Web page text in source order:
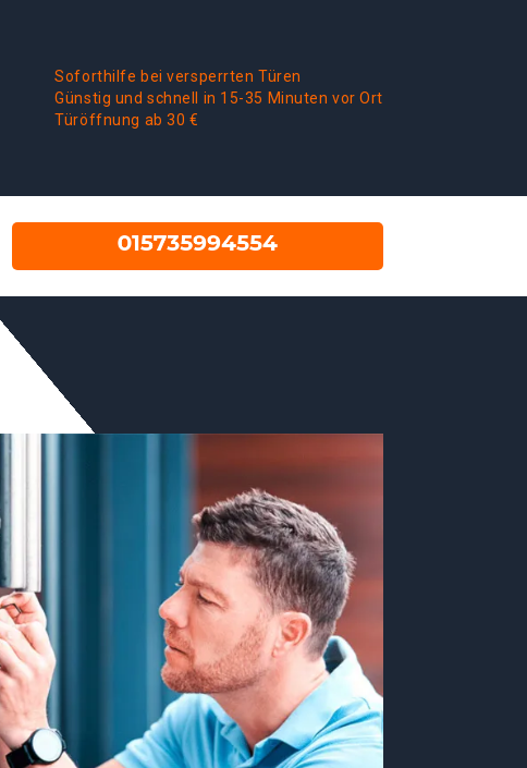
Soforthilfe bei versperrten Türen
Günstig und schnell in 15-35 Minuten vor Ort
Türöffnung ab 30 €